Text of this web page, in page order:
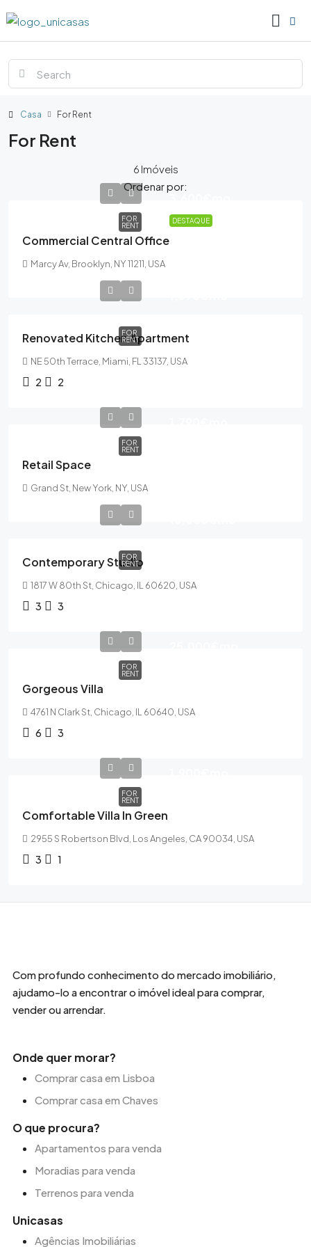
Casa For Rent
For Rent
6 Imóveis
Ordenar por:
DESTAQUE
FOR
RENT
Commercial Central Office
Marcy Av, Brooklyn, NY 11211, USA
FOR
RENT
Renovated Kitchen Apartment
NE 50th Terrace, Miami, FL 33137, USA
2 2
FOR
RENT
Retail Space
Grand St, New York, NY, USA
FOR
RENT
Contemporary Studio
1817 W 80th St, Chicago, IL 60620, USA
3 3
FOR
RENT
Gorgeous Villa
4761 N Clark St, Chicago, IL 60640, USA
6 3
FOR
RENT
Comfortable Villa In Green
2955 S Robertson Blvd, Los Angeles, CA 90034, USA
3 1
Com profundo conhecimento do mercado imobiliário,
ajudamo-lo a encontrar o imóvel ideal para comprar,
vender ou arrendar.
Onde quer morar?
Comprar casa em Lisboa
Comprar casa em Chaves
O que procura?
Apartamentos para venda
Moradias para venda
Terrenos para venda
Unicasas
Agências Imobiliárias